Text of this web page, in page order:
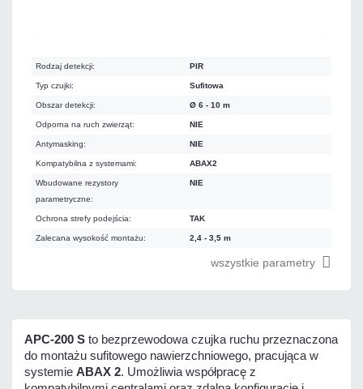
Rodzaj detekcji: PIR
Typ czujki: Sufitowa
Obszar detekcji: Ø 6 - 10 m
Odporna na ruch zwierząt: NIE
Antymasking: NIE
Kompatybilna z systemami: ABAX2
Wbudowane rezystory
parametryczne:
NIE
Ochrona strefy podejścia: TAK
Zalecana wysokość montażu: 2,4 - 3,5 m
wszystkie parametry
APC-200 S to bezprzewodowa czujka ruchu przeznaczona
do montażu sufitowego nawierzchniowego, pracująca w
systemie ABAX 2. Umożliwia współpracę z